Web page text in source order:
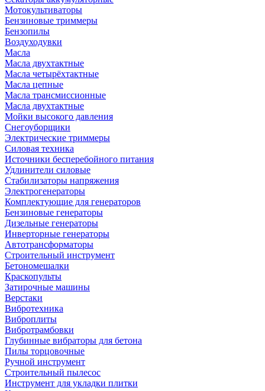
Мотокультиваторы
Бензиновые триммеры
Бензопилы
Воздуходувки
Масла
Масла двухтактные
Масла четырёхтактные
Масла цепные
Масла трансмиссионные
Масла двухтактные
Мойки высокого давления
Снегоуборщики
Электрические триммеры
Силовая техника
Источники бесперебойного питания
Удлинители силовые
Стабилизаторы напряжения
Электрогенераторы
Комплектующие для генераторов
Бензиновые генераторы
Дизельные генераторы
Инверторные генераторы
Автотрансформаторы
Строительный инструмент
Бетономешалки
Краскопульты
Затирочные машины
Верстаки
Вибротехника
Виброплиты
Вибротрамбовки
Глубинные вибраторы для бетона
Пилы торцовочные
Ручной инструмент
Строительный пылесос
Инструмент для укладки плитки